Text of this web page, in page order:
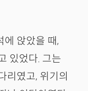
앉았을 때,
있었다. 그는
리였고, 위기의